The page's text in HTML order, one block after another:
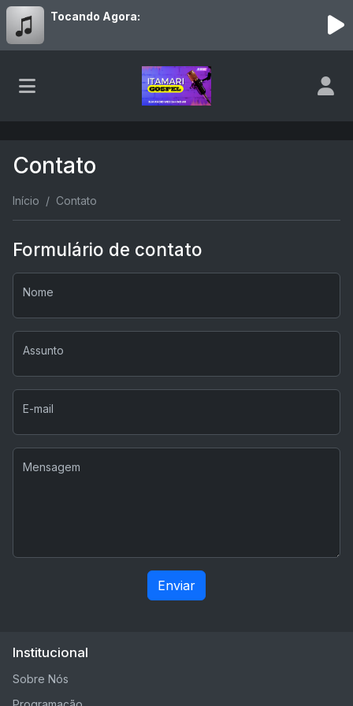
Tocando Agora:
Contato
Início Contato
Formulário de contato
Nome
Assunto
E-mail
Mensagem
Enviar
Institucional
Sobre Nós